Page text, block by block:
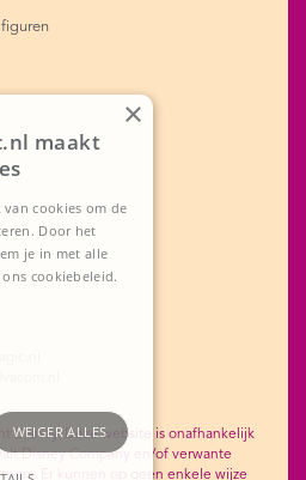
Disney. Deze website is onafhankelijk
Disney Company en/of verwante
Er kunnen op geen enkele wijze
maakt
van cookies om de
Door het
je in met alle
cookiebeleid.
WEIGER ALLES
×